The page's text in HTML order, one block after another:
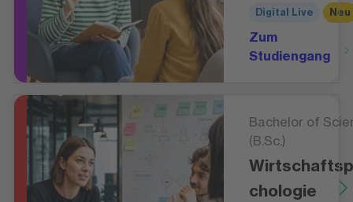
Digital Live Neu
Zum
Studiengang
Bachelor of
(B.Sc.)
chologie